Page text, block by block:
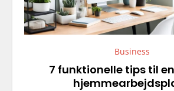
Business
7 funktionelle tips til